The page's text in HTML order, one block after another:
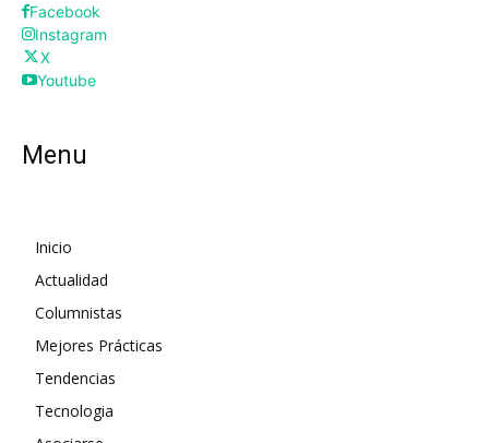
Facebook
Instagram
X
Youtube
Menu
Inicio
Actualidad
Columnistas
Mejores Prácticas
Tendencias
Tecnologia